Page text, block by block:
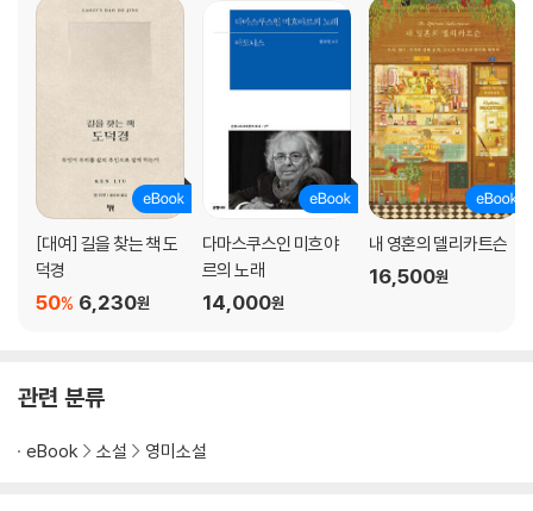
[대여] 길을 찾는 책 도
덕경
6,230원
50%
다마스쿠스인 미흐야
르의 노래
14,000원
내 영혼의 델리카트슨
16,500원
관련 분류
eBook 소설 영미소설